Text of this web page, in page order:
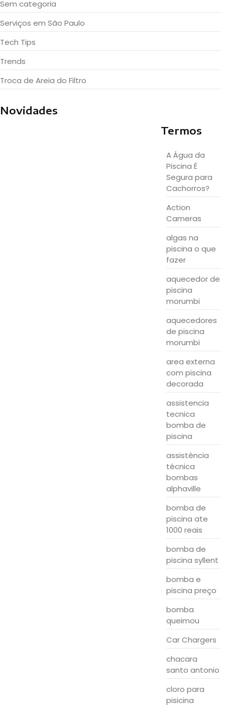
Sem categoria
Serviços em São Paulo
Tech Tips
Trends
Troca de Areia do Filtro
Novidades
Termos
A Água da
Piscina É
Segura para
Cachorros?
Action
Cameras
algas na
piscina o que
fazer
aquecedor de
piscina
morumbi
aquecedores
de piscina
morumbi
area externa
com piscina
decorada
assistencia
tecnica
bomba de
piscina
assistência
técnica
bombas
alphaville
bomba de
piscina ate
1000 reais
bomba de
piscina syllent
bomba e
piscina preço
bomba
queimou
Car Chargers
chacara
santo antonio
cloro para
pisicina